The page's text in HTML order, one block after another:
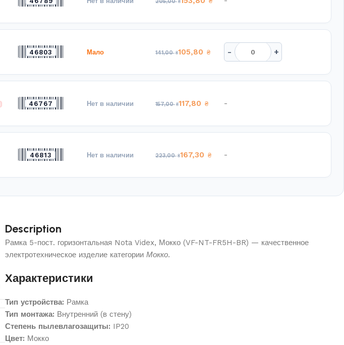
₴
46803 Мало 141,00₴105,80 ₴ - +
46767 Нет в наличии 157,00₴117,80 ₴ -
46813 Нет в наличии 223,00₴167,30 ₴ -
Description
Рамка 5-пост. горизонтальная Nota Videx, Мокко (VF-NT-FR5H-BR) — качественное
электротехническое изделие категории Мокко.
Характеристики
Тип устройства: Рамка
Тип монтажа: Внутренний (в стену)
Степень пылевлагозащиты: IP20
Цвет: Мокко